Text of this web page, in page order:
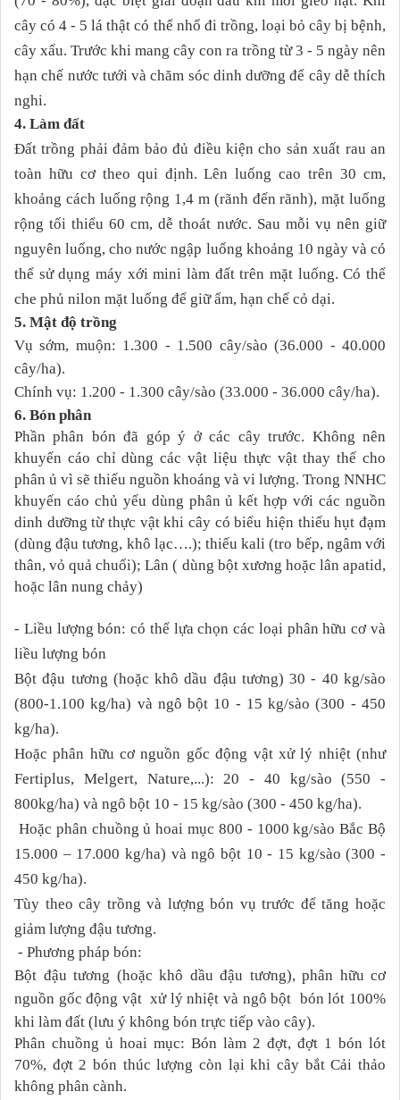
cây có 4 - 5 lá thật có thể nhổ đi trồng, loại bỏ cây bị bệnh,
cây xấu. Trước khi mang cây con ra trồng từ 3 - 5 ngày nên
hạn chế nước tưới và chăm sóc dinh dưỡng để cây dễ thích
nghi.
4. Làm đất
Đất trồng phải đảm bảo đủ điều kiện cho sản xuất rau an
toàn hữu cơ theo qui định. Lên luống cao trên 30 cm,
khoảng cách luống rộng 1,4 m (rãnh đến rãnh), mặt luống
rộng tối thiểu 60 cm, dễ thoát nước. Sau mỗi vụ nên giữ
nguyên luống, cho nước ngập luống khoảng 10 ngày và có
thể sử dụng máy xới mini làm đất trên mặt luống.Có thể
che phủ nilon mặt luống để giữ ẩm, hạn chế cỏ dại.
5. Mật độ trồng
Vụ sớm, muộn: 1.300 - 1.500 cây/sào (36.000 - 40.000
cây/ha).
Chính vụ: 1.200 - 1.300 cây/sào (33.000 - 36.000 cây/ha).
6. Bón phân
Phần phân bón đã góp ý ở các cây trước. Không nên
khuyến cáo chỉ dùng các vật liệu thực vật thay thế cho
phân ủ vì sẽ thiếu nguồn khoáng và vi lượng. Trong NNHC
khuyến cáo chủ yếu dùng phân ủ kết hợp với các nguồn
dinh dưỡng từ thực vật khi cây có biểu hiện thiếu hụt đạm
(dùng đậu tương, khô lạc….); thiếu kali (tro bếp, ngâm với
thân, vỏ quả chuối); Lân ( dùng bột xương hoặc lân apatid,
hoặc lân nung chảy)
- Liều lượng bón: có thể lựa chọn các loại phân hữu cơ và
liều lượng bón
Bột đậu tương (hoặc khô dầu đậu tương) 30 - 40 kg/sào
(800-1.100 kg/ha) và ngô bột 10 - 15kg/sào (300 - 450
kg/ha).
Hoặc phân hữu cơ nguồn gốc động vật xử lý nhiệt (như
Fertiplus, Melgert, Nature,...): 20 - 40 kg/sào (550 -
800kg/ha) và ngô bột 10 - 15 kg/sào (300 - 450 kg/ha).
Hoặc phân chuồng ủ hoai mục 800 - 1000kg/sào Bắc Bộ
15.000 – 17.000 kg/ha) và ngô bột 10 - 15 kg/sào (300 -
450 kg/ha).
Tùy theo cây trồng và lượng bón vụ trước để tăng hoặc
giảm lượng đậu tương.
- Phương pháp bón:
Bột đậu tương (hoặc khô dầu đậu tương), phân hữu cơ
nguồn gốc động vật xử lý nhiệt và ngô bột bón lót 100%
khi làm đất (lưu ý không bón trực tiếp vào cây).
Phân chuồng ủ hoai mục: Bón làm 2 đợt, đợt 1 bón lót
70%, đợt 2 bón thúc lượng còn lại khi cây bắtCải thảo
không phân cành.